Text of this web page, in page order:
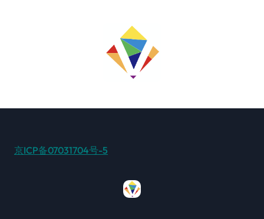
京ICP备07031704号-5